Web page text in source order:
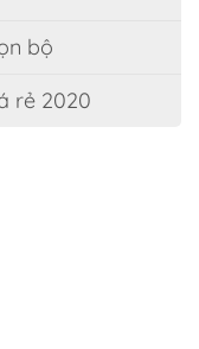
bộ
rẻ 2020